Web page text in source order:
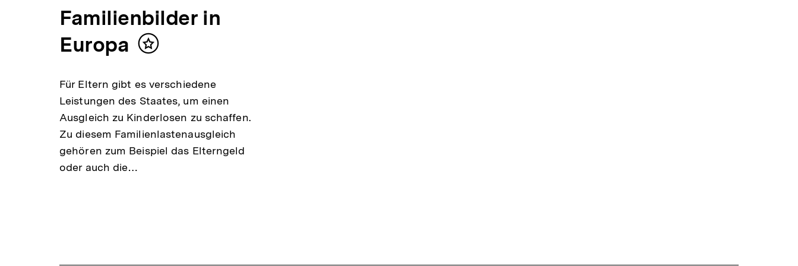
Familienbilder in
Europa
Inhalt
Für Eltern gibt es verschiedene
Leistungen des Staates, um einen
Ausgleich zu Kinderlosen zu schaffen.
Zu diesem Familienlastenausgleich
gehören zum Beispiel das Elterngeld
oder auch die…